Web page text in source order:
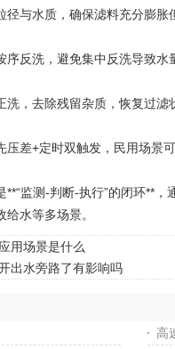
与水质，确保滤料充分膨胀
反洗，避免集中反洗导致水
，去除残留杂质，恢复过滤
+定时双触发，民用场景可
监测-判断-执行”的闭环**，
水等多场景。
用场景是什么
出水旁路了有影响吗
高